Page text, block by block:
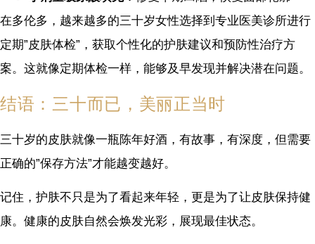
在多伦多，越来越多的三十岁女性选择到专业医美诊所进行
定期”皮肤体检”，获取个性化的护肤建议和预防性治疗方
案。这就像定期体检一样，能够及早发现并解决潜在问题。
结语：三十而已，美丽正当时
三十岁的皮肤就像一瓶陈年好酒，有故事，有深度，但需要
正确的”保存方法”才能越变越好。
记住，护肤不只是为了看起来年轻，更是为了让皮肤保持健
康。健康的皮肤自然会焕发光彩，展现最佳状态。